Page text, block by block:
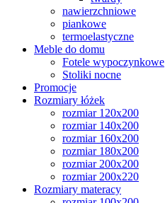
nawierzchniowe
piankowe
termoelastyczne
Meble do domu
Fotele wypoczynkowe
Stoliki nocne
Promocje
Rozmiary łóżek
rozmiar 120x200
rozmiar 140x200
rozmiar 160x200
rozmiar 180x200
rozmiar 200x200
rozmiar 200x220
Rozmiary materacy